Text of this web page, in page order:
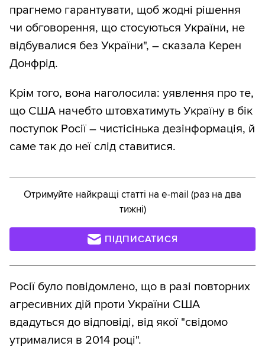
прагнемо гарантувати, щоб жодні рішення
чи обговорення, що стосуються України, не
відбувалися без України", – сказала Керен
Донфрід.
Крім того, вона наголосила: уявлення про те,
що США начебто штовхатимуть Україну в бік
поступок Росії – чистісінька дезінформація, й
саме так до неї слід ставитися.
Отримуйте найкращі статті на e-mail (раз на два
тижні)
ПІДПИСАТИСЯ
Росії було повідомлено, що в разі повторних
агресивних дій проти України США
вдадуться до відповіді, від якої "свідомо
утрималися в 2014 році".